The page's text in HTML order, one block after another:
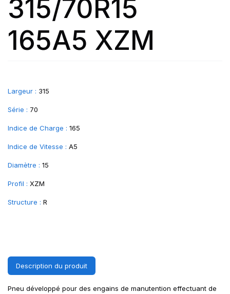
315/70R15
165A5 XZM
Largeur : 315
Série : 70
Indice de Charge : 165
Indice de Vitesse : A5
Diamètre : 15
Profil : XZM
Structure : R
Description du produit
Pneu développé pour des engains de manutention effectuant de